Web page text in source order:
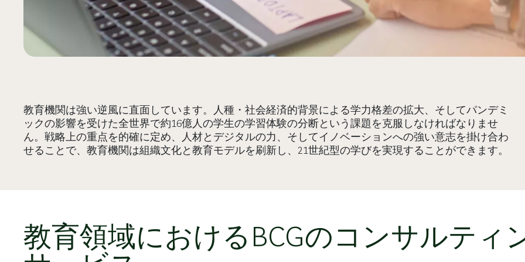
教育機関は強い逆風に直面しています。人種・社会経済的背景による学力格差の拡大、そしてパンデミ
ックの影響を受けた全世界で約16億人の学生の学習体験の分断という課題を克服しなければなりませ
ん。戦略上の重点を的確に定め、人材とデジタルの力、そしてイノベーションへの強い意志を掛け合わ
せることで、教育機関は組織文化と教育モデルを刷新し、21世紀型の学びを実現することができます。
教育領域におけるBCGのコンサルティ